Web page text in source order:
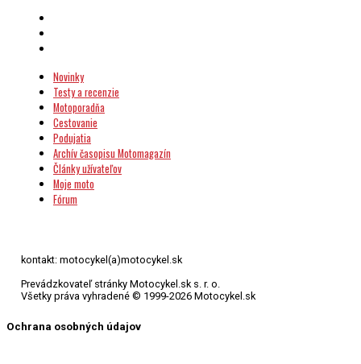
Motoporadňa
Cestovanie
Podujatia
Archív časopisu Motomagazín
Články užívateľov
Moje moto
Fórum
Prevádzkovateľ stránky Motocykel.sk s. r. o.
Všetky práva vyhradené © 1999-2026 Motocykel.sk
Ochrana osobných údajov